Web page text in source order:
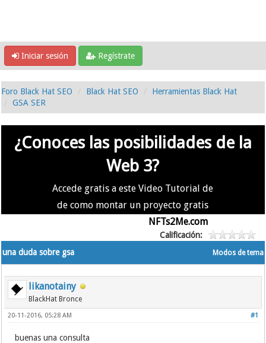
Iniciar sesión Regístrate
Foro Black Hat SEO Black Hat SEO
Herramientas Black Hat
GSA SER
¿Conoces las posibilidades de la
Web 3?
Accede gratis a este Video Tutorial de
de como montar un proyecto gratis
NFTs2Me.com
Calificación:
Modos de tema
una duda sobre gsa
likanotainy
BlackHat Bronce
#1
20-11-2016, 05:28 AM
buenas una consulta